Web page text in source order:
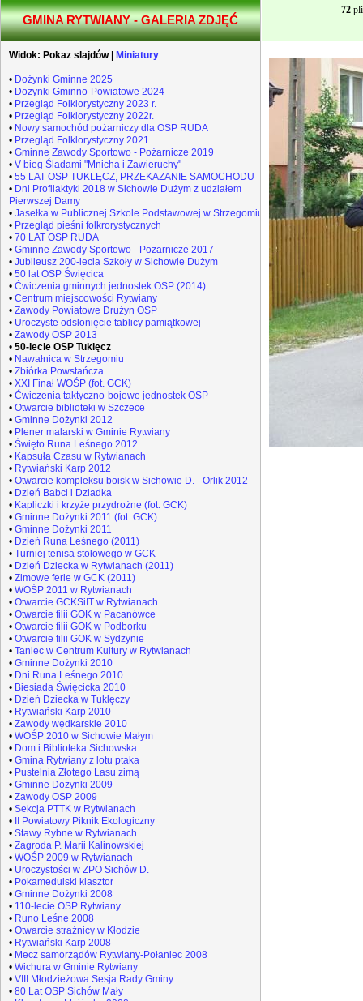
GMINA RYTWIANY - GALERIA ZDJĘĆ
Widok: Pokaz slajdów| Miniatury
• Dożynki Gminne 2025
• Dożynki Gminno-Powiatowe 2024
• Przegląd Folklorystyczny 2023 r.
• Przegląd Folklorystyczny 2022r.
• Nowy samochód pożarniczy dla OSP RUDA
• Przegląd Folklorystyczny 2021
• Gminne Zawody Sportowo - Pożarnicze 2019
• V bieg Śladami "Mnicha i Zawieruchy"
• 55 LAT OSP TUKLĘCZ, PRZEKAZANIE SAMOCHODU
• Dni Profilaktyki 2018 w Sichowie Dużym z udziałem
Pierwszej Damy
• Jasełka w Publicznej Szkole Podstawowej w Strzegomiu
• Przegląd pieśni folkrorystycznych
• 70 LAT OSP RUDA
• Gminne Zawody Sportowo - Pożarnicze 2017
• Jubileusz 200-lecia Szkoły w Sichowie Dużym
• 50 lat OSP Święcica
• Ćwiczenia gminnych jednostek OSP (2014)
• Centrum miejscowości Rytwiany
• Zawody Powiatowe Drużyn OSP
• Uroczyste odsłonięcie tablicy pamiątkowej
• Zawody OSP 2013
• 50-lecie OSP Tuklęcz
• Nawałnica w Strzegomiu
• Zbiórka Powstańcza
• XXI Finał WOŚP (fot. GCK)
• Ćwiczenia taktyczno-bojowe jednostek OSP
• Otwarcie biblioteki w Szczece
• Gminne Dożynki 2012
• Plener malarski w Gminie Rytwiany
• Święto Runa Leśnego 2012
• Kapsuła Czasu w Rytwianach
• Rytwiański Karp 2012
• Otwarcie kompleksu boisk w Sichowie D. - Orlik 2012
• Dzień Babci i Dziadka
• Kapliczki i krzyże przydrożne (fot. GCK)
• Gminne Dożynki 2011 (fot. GCK)
• Gminne Dożynki 2011
• Dzień Runa Leśnego (2011)
• Turniej tenisa stołowego w GCK
• Dzień Dziecka w Rytwianach (2011)
• Zimowe ferie w GCK (2011)
• WOŚP 2011 w Rytwianach
• Otwarcie GCKSiIT w Rytwianach
• Otwarcie filii GOK w Pacanówce
• Otwarcie filii GOK w Podborku
• Otwarcie filii GOK w Sydzynie
• Taniec w Centrum Kultury w Rytwianach
• Gminne Dożynki 2010
• Dni Runa Leśnego 2010
• Biesiada Święcicka 2010
• Dzień Dziecka w Tuklęczy
• Rytwiański Karp 2010
• Zawody wędkarskie 2010
• WOŚP 2010 w Sichowie Małym
• Dom i Biblioteka Sichowska
• Gmina Rytwiany z lotu ptaka
• Pustelnia Złotego Lasu zimą
• Gminne Dożynki 2009
• Zawody OSP 2009
• Sekcja PTTK w Rytwianach
•
II Powiatowy Piknik Ekologiczny
• Stawy Rybne w Rytwianach
• Zagroda P. Marii Kalinowskiej
• WOŚP 2009 w Rytwianach
• Uroczystości w ZPO Sichów D.
• Pokamedulski klasztor
• Gminne Dożynki 2008
• 110-lecie OSP Rytwiany
• Runo Leśne 2008
• Otwarcie strażnicy w Kłodzie
• Rytwiański Karp 2008
• Mecz samorządów Rytwiany-Połaniec 2008
• Wichura w Gminie Rytwiany
• VIII Młodzieżowa Sesja Rady Gminy
• 80 Lat OSP Sichów Mały
72